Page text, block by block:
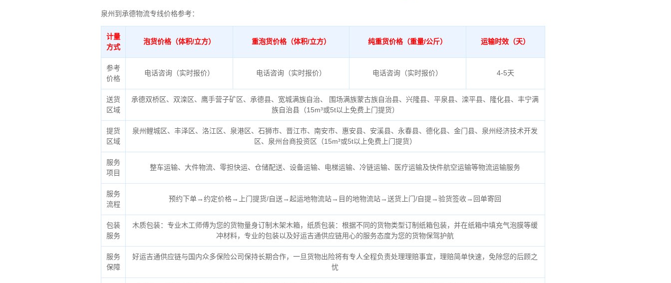
泉州到承德物流专线价格参考：
计量
方式
泡货价格（体积/立方） 重泡货价格（体积/立方） 纯重货价格（重量/公斤） 运输时效（天）
参考
价格
电话咨询（实时报价） 电话咨询（实时报价） 电话咨询（实时报价） 4-5天
送货
区域
承德双桥区、双滦区、鹰手营子矿区、承德县、宽城满族自治、 围场满族蒙古族自治县、兴隆县、平泉县、滦平县、隆化县、丰宁满
族自治县（15m³或5t以上免费上门提货）
提货
区域
泉州鲤城区、丰泽区、洛江区、泉港区、石狮市、晋江市、南安市、惠安县、安溪县、永春县、德化县、金门县、泉州经济技术开发
区、泉州台商投资区（15m³或5t以上免费上门提货）
服务
项目
整车运输、大件物流、零担快运、仓储配送、设备运输、电梯运输、冷链运输、医疗运输及快件航空运输等物流运输服务
服务
流程
预约下单→约定价格→上门提货/自送→起运地物流站→目的地物流站→送货上门/自提→验货签收→回单寄回
包装
服务
木质包装：专业木工师傅为您的货物量身订制木架木箱，纸质包装：根据不同的货物类型订制纸箱包装，并在纸箱中填充气泡膜等缓
冲材料，专业的包装以及好运吉通供应链用心的服务态度为您的货物保驾护航
服务
保障
好运吉通供应链与国内众多保险公司保持长期合作，一旦货物出险将有专人全程负责处理理赔事宜，理赔简单快速，免除您的后顾之
忧